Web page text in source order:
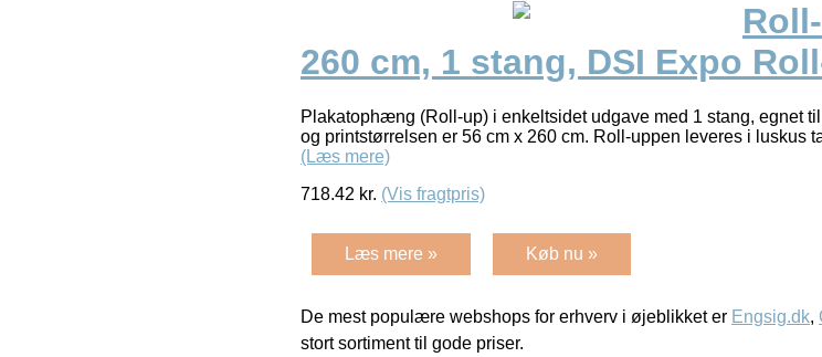
260 cm, 1 stang, DSI Expo
Plakatophæng (Roll-up) i enkeltsidet udgave med 1 stang, egnet
og printstørrelsen er 56 cm x 260 cm. Roll-uppen leveres i luskus
(Læs mere)
718.42 kr. (Vis fragtpris)
Læs mere » Køb nu »
De mest populære webshops for erhverv i øjeblikket er Engsig.dk,
stort sortiment til gode priser.